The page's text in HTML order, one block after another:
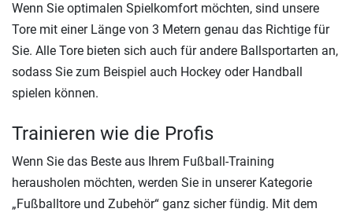
Wenn Sie optimalen Spielkomfort möchten, sind unsere
Tore mit einer Länge von 3 Metern genau das Richtige für
Sie. Alle Tore bieten sich auch für andere Ballsportarten an,
sodass Sie zum Beispiel auch Hockey oder Handball
spielen können.
Trainieren wie die Profis
Wenn Sie das Beste aus Ihrem Fußball-Training
herausholen möchten, werden Sie in unserer Kategorie
„Fußballtore und Zubehör“ ganz sicher fündig. Mit dem